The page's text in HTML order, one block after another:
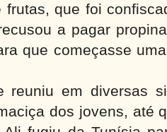
frutas, que foi
a pagar
que começasse
reuniu em diversas
dos jovens, até